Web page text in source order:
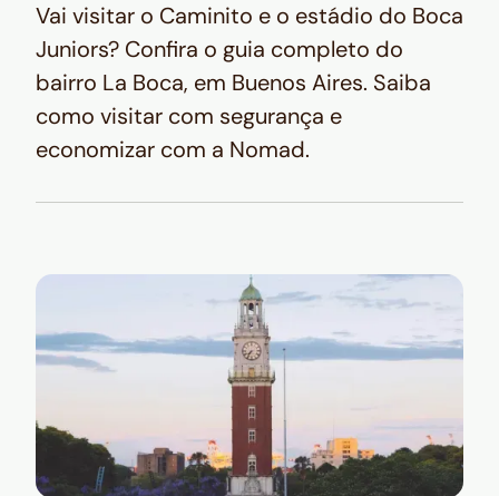
Vai visitar o Caminito e o estádio do Boca
Juniors? Confira o guia completo do
bairro La Boca, em Buenos Aires. Saiba
como visitar com segurança e
economizar com a Nomad.